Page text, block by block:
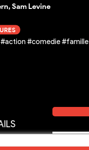
Sam Levine
#comedie #famille